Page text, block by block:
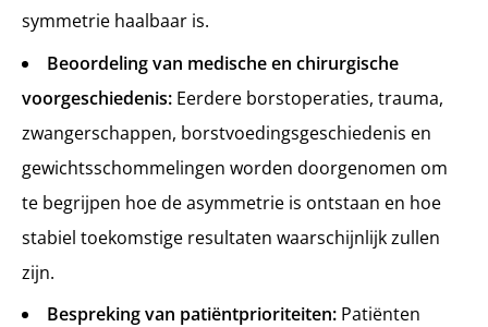
symmetrie haalbaar is.
Beoordeling van medische en chirurgische
voorgeschiedenis: Eerdere borstoperaties, trauma,
zwangerschappen, borstvoedingsgeschiedenis en
gewichtsschommelingen worden doorgenomen om
te begrijpen hoe de asymmetrie is ontstaan en hoe
stabiel toekomstige resultaten waarschijnlijk zullen
zijn.
Bespreking van patiëntprioriteiten: Patiënten